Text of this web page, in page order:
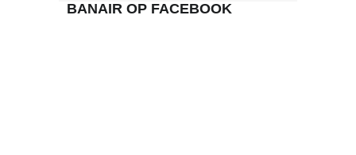
BANAIR OP FACEBOOK